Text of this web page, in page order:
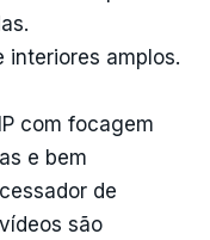
interiores amplos.
com focagem
e bem
de
são